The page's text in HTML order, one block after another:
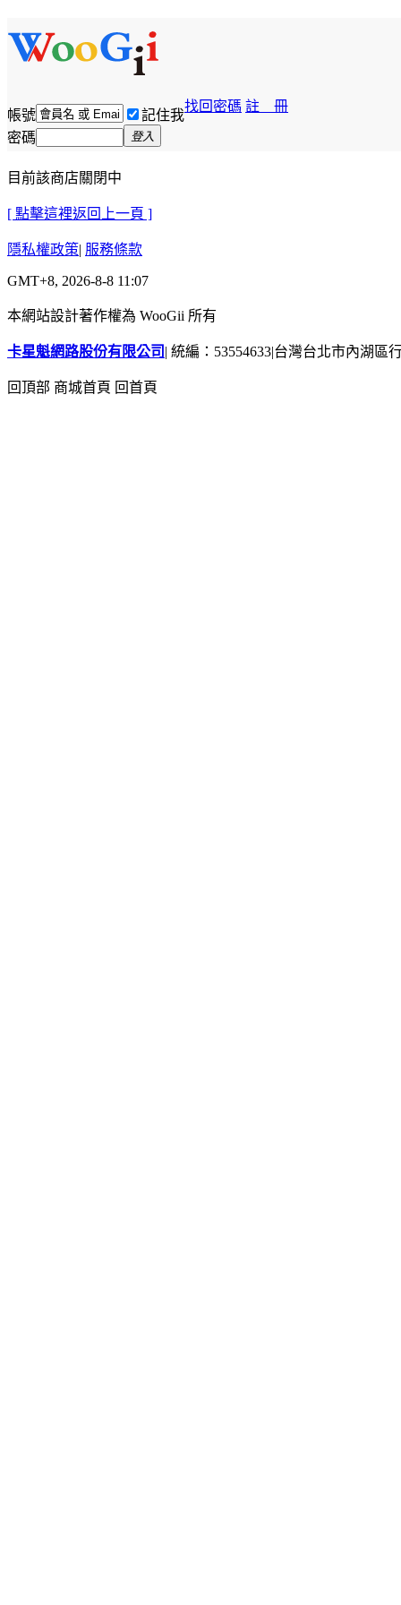
帳號 記住我
找回密碼 註 冊
密碼 登入
目前該商店關閉中
[ 點擊這裡返回上一頁 ]
隱私權政策| 服務條款
GMT+8, 2026-8-8 11:07
本網站設計著作權為 WooGii 所有
卡星魁網路股份有限公司 | 統編：53554633|台灣台北市內湖區
回頂部 商城首頁 回首頁